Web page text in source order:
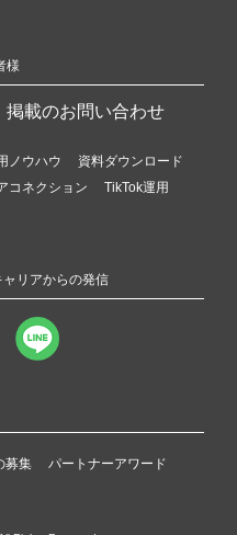
様
掲載のお問い合わせ
ノウハウ
資料ダウンロード
コネクション
TikTok運用
ャリアからの発信
募集 パートナーアワード